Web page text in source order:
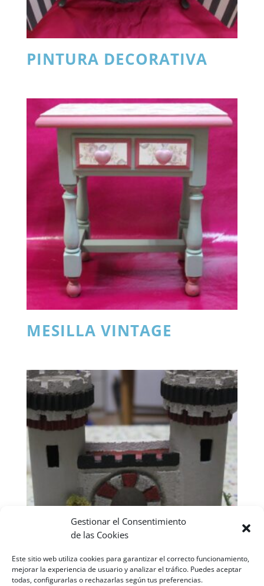
Gestionar el Consentimiento
de las Cookies
Este sitio web utiliza cookies para garantizar el correcto funcionamiento,
mejorar la experiencia de usuario y analizar el tráfico. Puedes aceptar
todas, configurarlas o rechazarlas según tus preferencias.
PINTURA DECORATIVA
MESILLA VINTAGE